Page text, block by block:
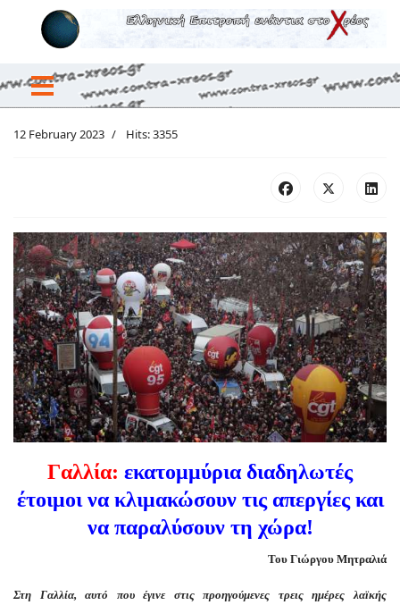
12 February 2023 Hits: 3355
Γαλλία: εκατομμύρια διαδηλωτές
έτοιμοι να κλιμακώσουν τις απεργίες και
να παραλύσουν τη χώρα!
Του Γιώργου Μητραλιά
Στη Γαλλία, αυτό που έγινε στις προηγούμενες τρεις ημέρες λαϊκής